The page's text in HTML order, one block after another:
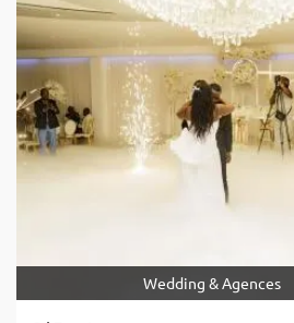
Wedding & Agences